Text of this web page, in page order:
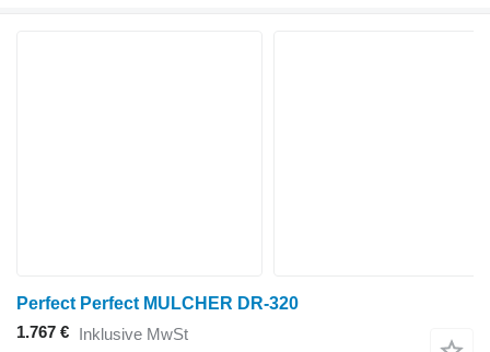
Perfect Perfect MULCHER DR-320
1.767 € Inklusive MwSt